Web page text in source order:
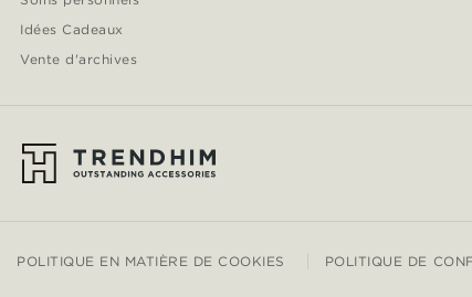
Idées Cadeaux
Vente d'archives
POLITIQUE EN MATIÈRE DE COOKIES POLITIQUE DE